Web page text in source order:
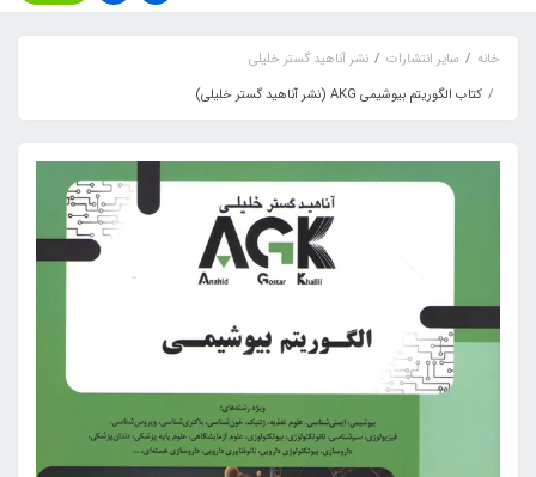
خانه سایر انتشارات
نشر آناهید گستر خلیلی
کتاب الگوریتم بیوشیمی AKG (نشر آناهید گستر خلیلی)